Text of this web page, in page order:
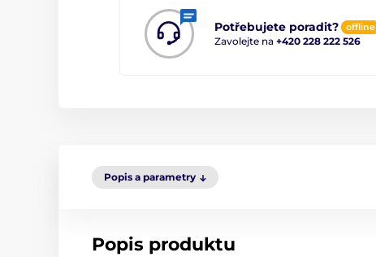
Potřebujete poradit? offline
Zavolejte na +420 228 222 526
Popis a parametry
Popis produktu